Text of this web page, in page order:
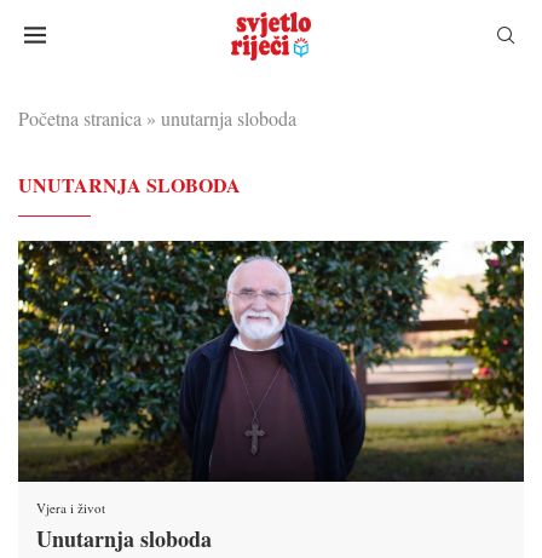
Početna stranica » unutarnja sloboda
UNUTARNJA SLOBODA
Vjera i život
Unutarnja sloboda